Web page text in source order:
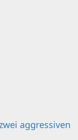
aggressiven